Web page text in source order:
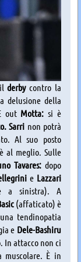
ilderbycontro la
delusione della
out Motta: si è
Sarri non potrà
Al suo posto
al meglio. Sulle
Tavares:dopo
e Lazzari
a sinistra).
A
(affaticato) è
tendinopatia
e Dele-Bashiru
In attacco non ci
muscolare. È in